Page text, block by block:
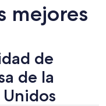
mejores
de
de la